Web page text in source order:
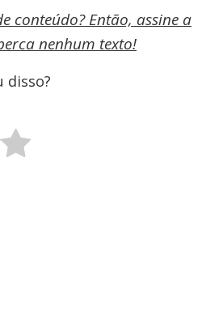
conteúdo? Então, assine a
nenhum texto!
disso?